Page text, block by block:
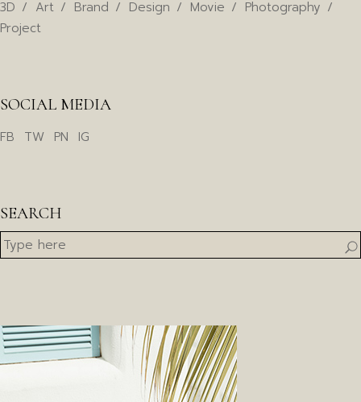
3D Art Brand Design Movie
Photography
Project
SOCIAL MEDIA
FB TW PN IG
SEARCH